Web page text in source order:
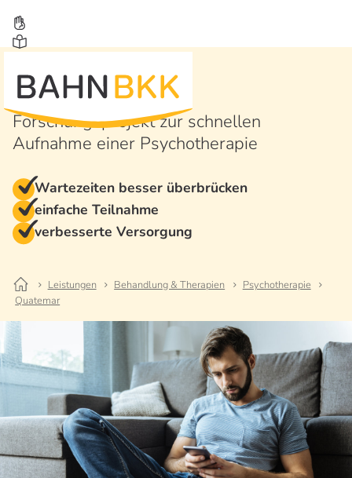
QUATEMAR
Forschungsprojekt zur schnellen
Aufnahme einer Psychotherapie
Wartezeiten besser überbrücken
einfache Teilnahme
verbesserte Versorgung
Leistungen Behandlung & Therapien
Psychotherapie
Quatemar